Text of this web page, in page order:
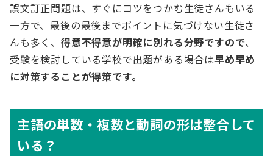
誤文訂正問題は、すぐにコツをつかむ生徒さんもいる
一方で、最後の最後までポイントに気づけない生徒さ
んも多く、 得意不得意が明確に別れる分野ですので、
受験を検討している学校で出題がある場合は早め早め
に対策することが得策です。
主語の単数・複数と動詞の形は整合して
いる？